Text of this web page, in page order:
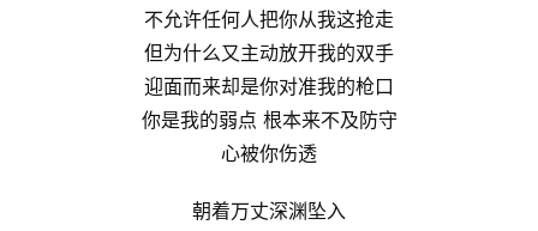
不允许任何人把你从我这抢走
但为什么又主动放开我的双手
迎面而来却是你对准我的枪口
你是我的弱点 根本来不及防守
心被你伤透
朝着万丈深渊坠入